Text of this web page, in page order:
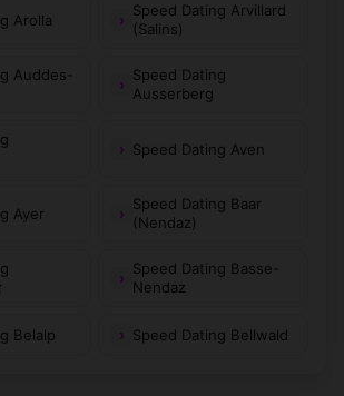
Arolla
Speed Dating Arvillard
(Salins)
Auddes-
Speed Dating
Ausserberg
Speed Dating Aven
Ayer
Speed Dating Baar
(Nendaz)
Speed Dating Basse-
Nendaz
Belalp Speed Dating Bellwald